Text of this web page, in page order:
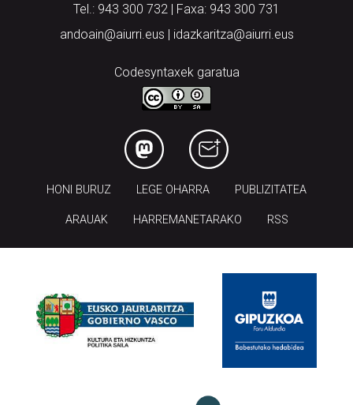
Tel.: 943 300 732 | Faxa: 943 300 731
andoain@aiurri.eus | idazkaritza@aiurri.eus
Codesyntaxek garatua
HONI BURUZ LEGE OHARRA PUBLIZITATEA
ARAUAK HARREMANETARAKO RSS